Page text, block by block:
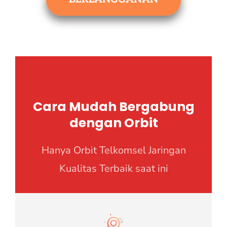
Cara Mudah Bergabung
dengan Orbit
Hanya Orbit Telkomsel Jaringan
Kualitas Terbaik saat ini